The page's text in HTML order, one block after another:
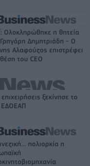
Ολοκληρώθηκε η θητεία
Δημητριάδη - Ο
Αλαφούζος επιστρέφει
του CEO
ξεκίνησε το
ΕΔΟΕΑΠ
πολιορκία η